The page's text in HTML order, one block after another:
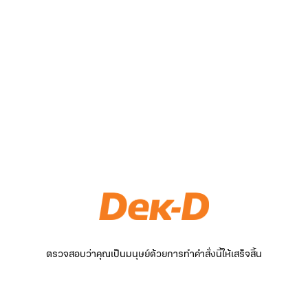
ตรวจสอบว่าคุณเป็นมนุษย์ด้วยการทำคำสั่งนี้ให้เสร็จสิ้น